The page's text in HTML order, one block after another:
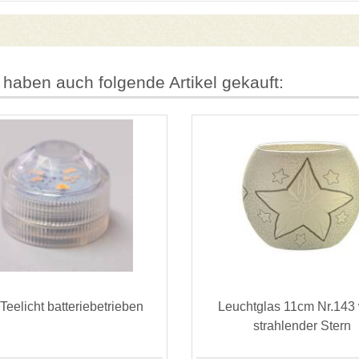
auch folgende Artikel gekauft:
batteriebetrieben
Leuchtglas 11cm
strahlender Stern